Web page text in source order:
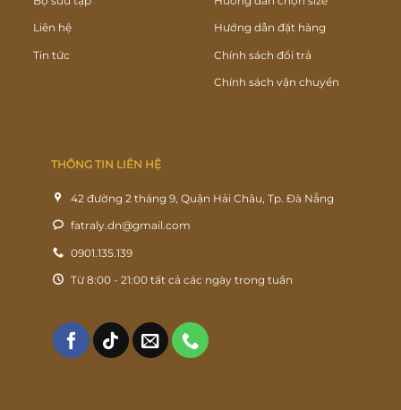
Liên hệ
Tin tức
Hướng dẫn đặt hàng
Chính sách đổi trả
Chính sách vận chuyển
THÔNG TIN LIÊN HỆ
42 đường 2 tháng 9, Quận Hải Châu, Tp. Đà Nẵng
fatraly.dn@gmail.com
0901.135.139
Từ 8:00 - 21:00 tất cả các ngày trong tuần